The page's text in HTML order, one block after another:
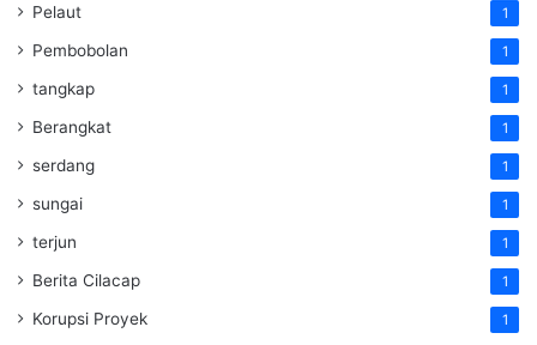
Pelaut 1
Pembobolan 1
tangkap 1
Berangkat 1
serdang 1
sungai 1
terjun 1
Berita Cilacap 1
Korupsi Proyek 1